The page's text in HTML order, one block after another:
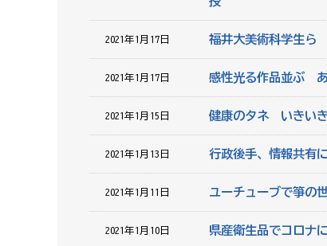
2021年1月17日 福井大美術科学生ら
2021年1月17日 感性光る作品並ぶ あ
2021年1月15日 健康のタネ いきい
2021年1月13日 行政後手、情報共有
2021年1月11日 ユーチューブで箏の
2021年1月10日 県産衛生品でコロナ